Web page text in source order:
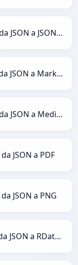
da JSON a JSONLines
da JSON a Markdown
da JSON a MediaWiki
da JSON a PDF
da JSON a PNG
da JSON a RDataFrame